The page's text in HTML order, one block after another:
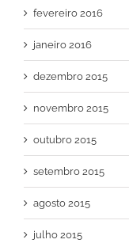
fevereiro 2016
janeiro 2016
dezembro 2015
novembro 2015
outubro 2015
setembro 2015
agosto 2015
julho 2015